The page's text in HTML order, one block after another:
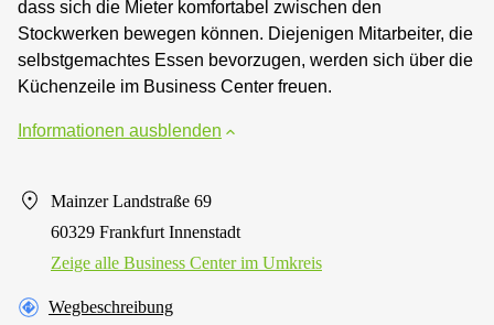
dass sich die Mieter komfortabel zwischen den
Stockwerken bewegen können. Diejenigen Mitarbeiter, die
selbstgemachtes Essen bevorzugen, werden sich über die
Küchenzeile im Business Center freuen.
Informationen ausblenden
Mainzer Landstraße 69
60329 Frankfurt Innenstadt
Zeige alle Business Center im Umkreis
Wegbeschreibung